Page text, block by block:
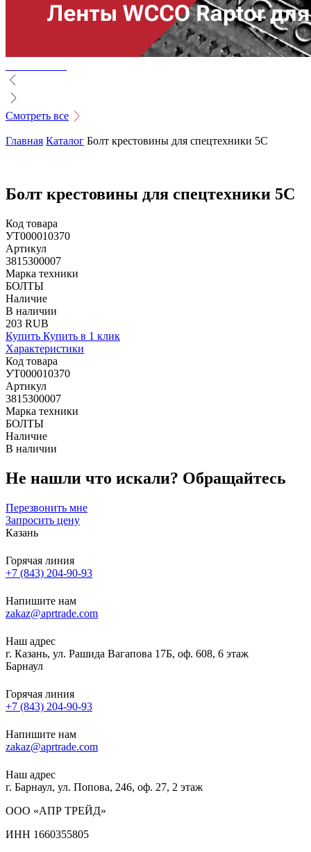
Смотреть все
Главная Каталог Болт крестовины для спецтехники 5C
Болт крестовины для спецтехники 5C
Код товара
УТ000010370
Артикул
3815300007
Марка техники
БОЛТЫ
Наличие
В наличии
203 RUB
Купить Купить в 1 клик
Характеристики
Код товара
УТ000010370
Артикул
3815300007
Марка техники
БОЛТЫ
Наличие
В наличии
Не нашли что искали? Обращайтесь
Перезвонить мне
Запросить цену
Казань
Горячая линия
+7 (843) 204-90-93
Напишите нам
zakaz@aprtrade.com
Наш адрес
г. Казань, ул. Рашида Вагапова 17Б, оф. 608, 6 этаж
Барнаул
Горячая линия
+7 (843) 204-90-93
Напишите нам
zakaz@aprtrade.com
Наш адрес
г. Барнаул, ул. Попова, 246, оф. 27, 2 этаж
ООО «АПР ТРЕЙД»
ИНН 1660355805